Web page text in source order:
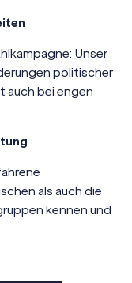
Unser
politischer
auch bei engen
als auch die
kennen und